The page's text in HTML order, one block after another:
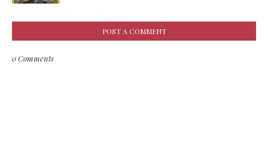
POST A COMMENT
0 Comments